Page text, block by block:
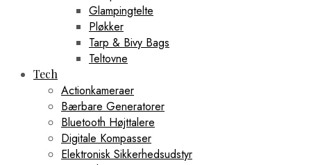
Glampingtelte
Pløkker
Tarp & Bivy Bags
Teltovne
Tech
Actionkameraer
Bærbare Generatorer
Bluetooth Højttalere
Digitale Kompasser
Elektronisk Sikkerhedsudstyr